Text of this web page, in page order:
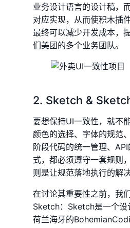
业务设计语言的设计稿，
对应实现，从而使积木插
最终可以减少开发成本，
们美团的多个业务团队。
2. Sketch &
要想保持UI一致性，就不
颜色的选择、字体的规范
阶段代码的统一管理、
式，都必须遵守一套规则
则是让规范落地执行的解决
在讨论其重要性之前，我
Sketch：Sketch是一个设
荷兰海牙的